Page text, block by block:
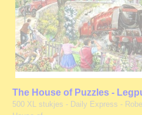
The House of Puzzles -
Daily Express - 500 XL
500 XL stukjes - Daily Express -